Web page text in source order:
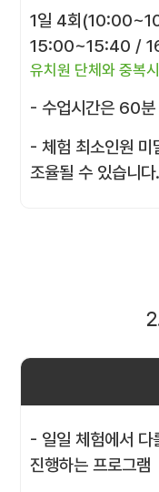
1일 4회
15:00~15:40 /
유치원 단체와 중복
- 수업시간은 60분
- 체험 최소인원 미
조율될 수 있습니다.
- 일일 체험에서
진행하는 프로그램